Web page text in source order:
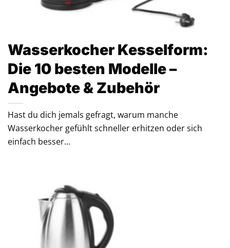
Wasserkocher Kesselform:
Die 10 besten Modelle –
Angebote & Zubehör
Hast du dich jemals gefragt, warum manche
Wasserkocher gefühlt schneller erhitzen oder sich
einfach besser...